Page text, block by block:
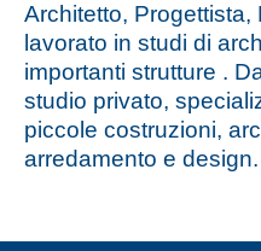
Architetto, Progettista,
lavorato in studi di
importanti strutture .
studio privato,
piccole costruzioni,
arredamento e design.